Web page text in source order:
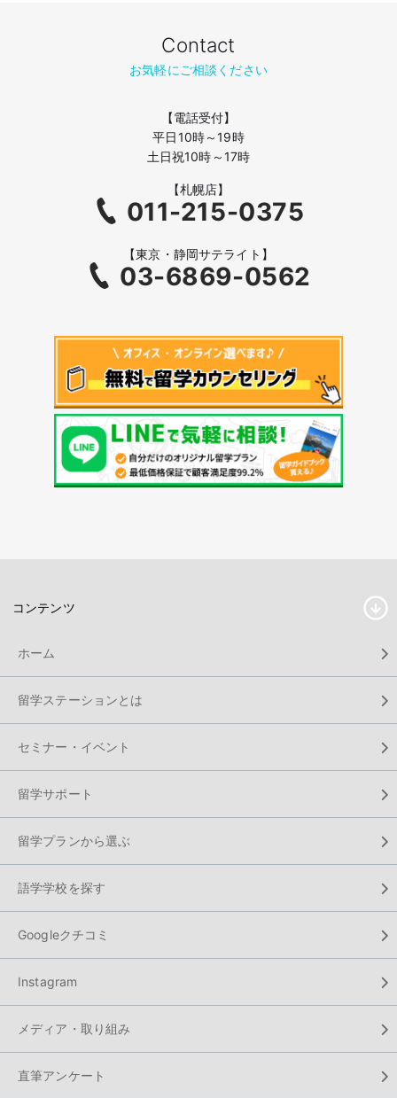
Contact
お気軽にご相談ください
【電話受付】
平日10時～19時
土日祝10時～17時
【札幌店】
011-215-0375
【東京・静岡サテライト】
03-6869-0562
コンテンツ
ホーム
留学ステーションとは
セミナー・イベント
留学サポート
留学プランから選ぶ
語学学校を探す
Googleクチコミ
Instagram
メディア・取り組み
直筆アンケート